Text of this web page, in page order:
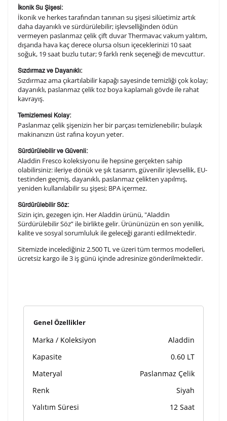
Kişiselleştirilmiş
ürünlerde
yapılamaz.
İkonik Su Şişesi:
İkonik ve herkes tarafından tanınan su şişesi silüetimiz artık
daha dayanıklı ve sürdürülebilir; işlevselliğinden ödün
vermeyen paslanmaz çelik çift duvar Thermavac vakum yalıtım,
dışarıda hava kaç derece olursa olsun içeceklerinizi 10 saat
soğuk, 19 saat buzlu tutar; 9 farklı renk seçeneği de mevcuttur.
Sızdırmaz ve Dayanıklı:
Sızdırmaz ama çıkartılabilir kapağı sayesinde temizliği çok kolay;
dayanıklı, paslanmaz çelik toz boya kaplamalı gövde ile rahat
kavrayış.
Temizlemesi Kolay:
Paslanmaz çelik şişenizin her bir parçası temizlenebilir; bulaşık
makinanızın üst rafına koyun yeter.
Sürdürülebilir ve Güvenli:
Aladdin Fresco koleksiyonu ile hepsine gerçekten sahip
olabilirsiniz: ileriye dönük ve şık tasarım, güvenilir işlevsellik, EU-
testinden geçmiş, dayanıklı, paslanmaz çelikten yapılmış,
yeniden kullanılabilir su şişesi; BPA içermez.
Sürdürülebilir Söz:
Sizin için, gezegen için. Her Aladdin ürünü, "Aladdin
Sürdürülebilir Söz” ile birlikte gelir. Ürününüzün en son yenilik,
kalite ve sosyal sorumluluk ile geleceği garanti edilmektedir.
Sitemizde incelediğiniz 2.500 TL ve üzeri tüm termos modelleri,
ücretsiz kargo ile 3 iş günü içinde adresinize gönderilmektedir.
Genel Özellikler
Marka / Koleksiyon
Aladdin
Kapasite
0.60 LT
Materyal
Paslanmaz Çelik
Renk
Siyah
Yalıtım Süresi
12 Saat